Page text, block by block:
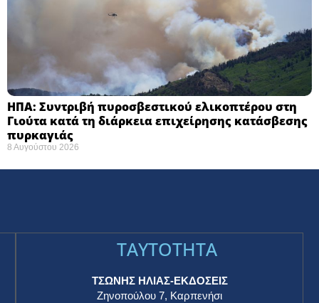
ΗΠΑ: Συντριβή πυροσβεστικού ελικοπτέρου στη
Γιούτα κατά τη διάρκεια επιχείρησης κατάσβεσης
πυρκαγιάς ​
8 Αυγούστου 2026
TAYTOTHTA
ΤΣΩΝΗΣ ΗΛΙΑΣ-ΕΚΔΟΣΕΙΣ
Ζηνοπούλου 7, Καρπενήσι